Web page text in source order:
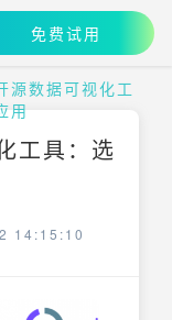
免费试用
源数据可视化工
用
工具：选
14:15:10